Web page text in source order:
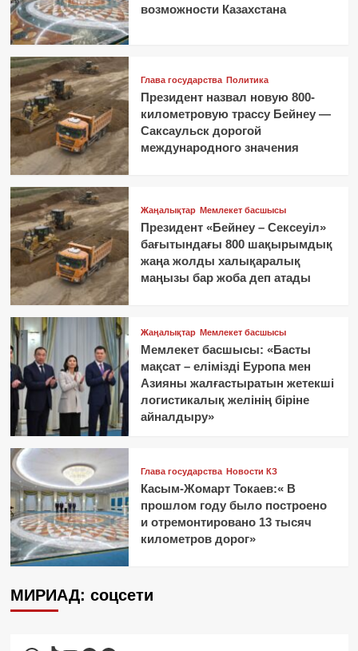
возможности Казахстана
Глава государства Политика
Президент назвал новую 800-
километровую трассу Бейнеу —
Саксаульск дорогой
международного значения
Жаңалықтар Мемлекет басшысы
Президент «Бейнеу – Сексеуіл»
бағытындағы 800 шақырымдық
жаңа жолды халықаралық
маңызы бар жоба деп атады
Жаңалықтар Мемлекет басшысы
Мемлекет басшысы: «Басты
мақсат – елімізді Еуропа мен
Азияны жалғастыратын жетекші
логистикалық желінің біріне
айналдыру»
Глава государства Новости КЗ
Касым-Жомарт Токаев:« В
прошлом году было построено
и отремонтировано 13 тысяч
километров дорог»
МИРИАД: соцсети